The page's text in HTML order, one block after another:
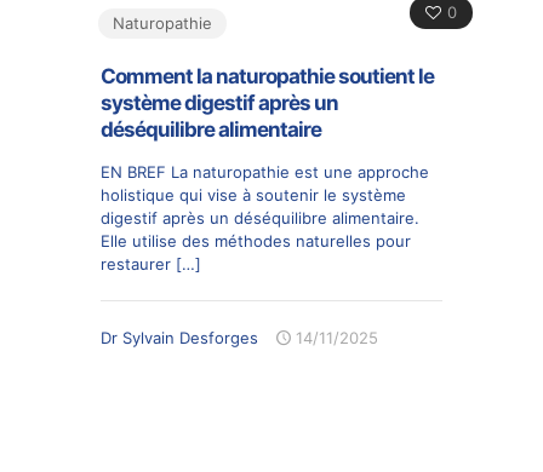
0
Naturopathie
Comment la naturopathie soutient le
système digestif après un
déséquilibre alimentaire
EN BREF La naturopathie est une approche
holistique qui vise à soutenir le système
digestif après un déséquilibre alimentaire.
Elle utilise des méthodes naturelles pour
restaurer […]
Dr Sylvain Desforges 14/11/2025